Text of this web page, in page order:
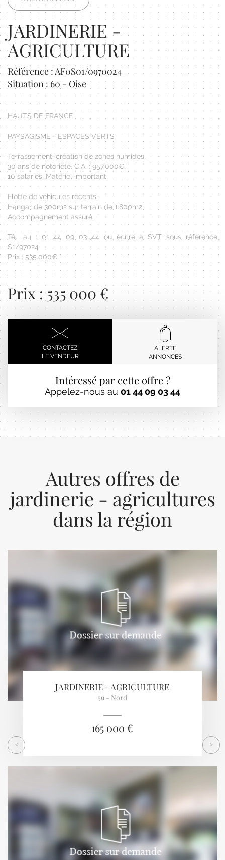
JARDINERIE -
AGRICULTURE
Référence : AF0S01/0970024
Situation : 60 - Oise
HAUTS DE FRANCE
PAYSAGISME - ESPACES VERTS
Terrassement, création de zones humides.
30 ans de notoriété. C.A. : 957.000€.
10 salariés. Matériel important.
Flotte de véhicules récents.
Hangar de 300m2 sur terrain de 1.800m2.
Accompagnement assuré.
Tél. au : 01 44 09 03 44 ou écrire à SVT sous référence
S1/97024
Prix : 535.000€
Prix : 535 000 €
CONTACTEZ
LE VENDEUR
ALERTE
ANNONCES
Intéressé par cette offre ?
Appelez-nous au 01 44 09 03 44
Autres offres de
jardinerie - agricultures
dans la région
JARDINERIE - AGRICULTURE
59 - Nord
165 000 €
< >